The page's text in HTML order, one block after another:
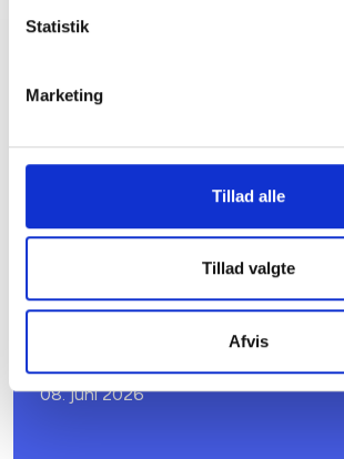
Statistik
Marketing
Tillad alle
Tillad valgte
Afvis
Nye krav om fjernaflæste målere
ejendomme skal være klar senest
08. juni 2026
BL INFORMERER
Ansvar for nødforsyning i
08. juni 2026